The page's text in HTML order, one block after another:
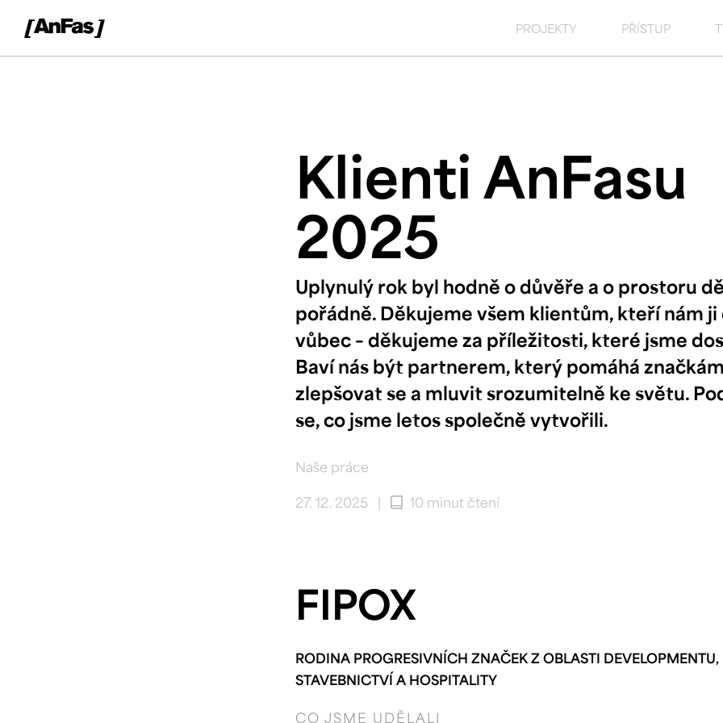
PROJEKTY PŘÍSTUP
Klienti AnFasu
2025
Uplynulý rok byl hodně o důvěře a o prostoru
pořádně. Děkujeme všem klientům, kteří nám ji
vůbec – děkujeme za příležitosti, které jsme
Baví nás být partnerem, který pomáhá
zlepšovat se a mluvit srozumitelně ke světu.
se, co jsme letos společně vytvořili.
Naše práce
27. 12. 2025
| 10 minut čtení
FIPOX
RODINA PROGRESIVNÍCH ZNAČEK Z OBLASTI DEVELOPMENTU,
STAVEBNICTVÍ A HOSPITALITY
CO JSME UDĚLALI